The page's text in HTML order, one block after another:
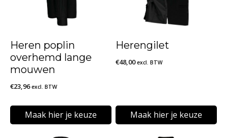
Heren poplin
overhemd lange
mouwen
€23,96 excl. BTW
Maak hier je keuze
Herengilet
€48,00 excl. BTW
Maak hier je keuze